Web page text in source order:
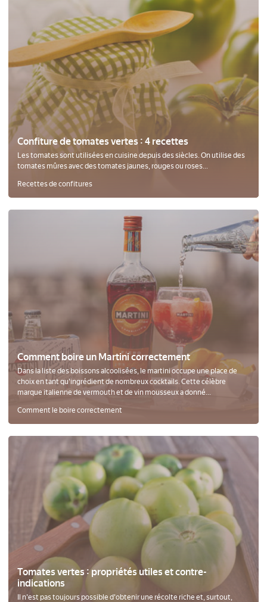
Confiture de tomates vertes : 4 recettes
Les tomates sont utilisées en cuisine depuis des siècles. On utilise des
tomates mûres avec des tomates jaunes, rouges ou roses...
Recettes de confitures
Comment boire un Martini correctement
Dans la liste des boissons alcoolisées, le martini occupe une place de
choix en tant qu'ingrédient de nombreux cocktails. Cette célèbre
marque italienne de vermouth et de vin mousseux a donné...
Comment le boire correctement
Tomates vertes : propriétés utiles et contre-
indications
Il n'est pas toujours possible d'obtenir une récolte riche et, surtout,